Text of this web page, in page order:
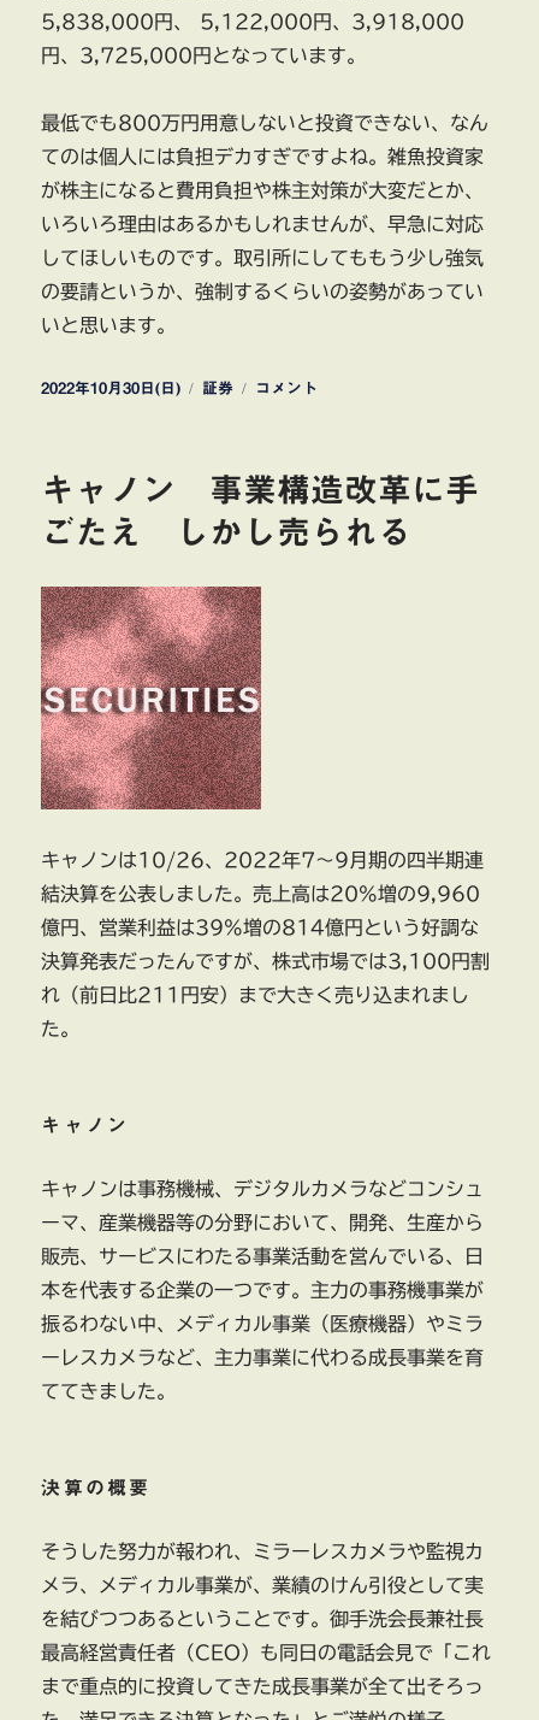
5,838,000円、 5,122,000円、3,918,000
円、3,725,000円となっています。
最低でも800万円用意しないと投資できない、なん
てのは個人には負担デカすぎですよね。雑魚投資家
が株主になると費用負担や株主対策が大変だとか、
いろいろ理由はあるかもしれませんが、早急に対応
してほしいものです。取引所にしてももう少し強気
の要請というか、強制するくらいの姿勢があってい
いと思います。
投
2022年10月30日(日)
カ
ー
証券
東
取
所
社
に
対
し
て
投
資
単
位
下
げ
に
る
検
コメント
キャノン 事業構造改革に手
ごたえ しかし売られる
キャノンは10/26、2022年7～9月期の四半期連
結決算を公表しました。売上高は20%増の9,960
億円、営業利益は39%増の814億円という好調な
決算発表だったんですが、株式市場では3,100円割
れ（前日比211円安）まで大きく売り込まれまし
た。
キャノン
キャノンは事務機械、デジタルカメラなどコンシュ
ーマ、産業機器等の分野において、開発、生産から
販売、サービスにわたる事業活動を営んでいる、日
本を代表する企業の一つです。主力の事務機事業が
振るわない中、メディカル事業（医療機器）やミラ
ーレスカメラなど、主力事業に代わる成長事業を育
ててきました。
決算の概要
そうした努力が報われ、ミラーレスカメラや監視カ
メラ、メディカル事業が、業績のけん引役として実
を結びつつあるということです。御手洗会長兼社長
最高経営責任者（CEO）も同日の電話会見で「これ
まで重点的に投資してきた成長事業が全て出そろっ